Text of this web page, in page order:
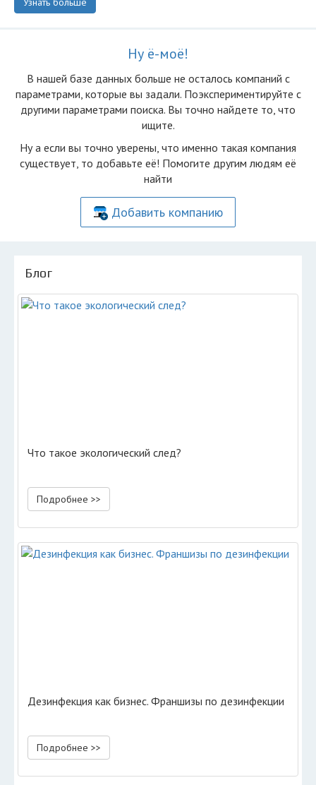
Ну ё-моё!
В нашей базе данных больше не осталоcь компаний с
параметрами, которые вы задали. Поэкспериментируйте с
другими параметрами поиска. Вы точно найдете то, что
ищите.
Ну а если вы точно уверены, что именно такая компания
существует, то добавьте её! Помогите другим людям её
найти
Добавить компанию
Блог
Что такое экологический след?
Подробнее >>
Дезинфекция как бизнес. Франшизы по дезинфекции
Подробнее >>